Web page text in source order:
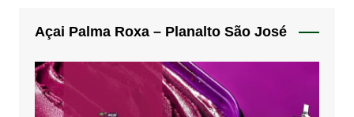
Açai Palma Roxa – Planalto São José